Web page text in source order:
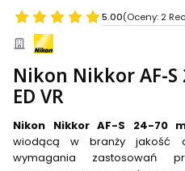
5.00(Oceny: 2
Nikon Nikkor AF-S
ED VR
Nikon Nikkor AF-S 24-70
wiodącą w branży jakość
wymagania zastosowań